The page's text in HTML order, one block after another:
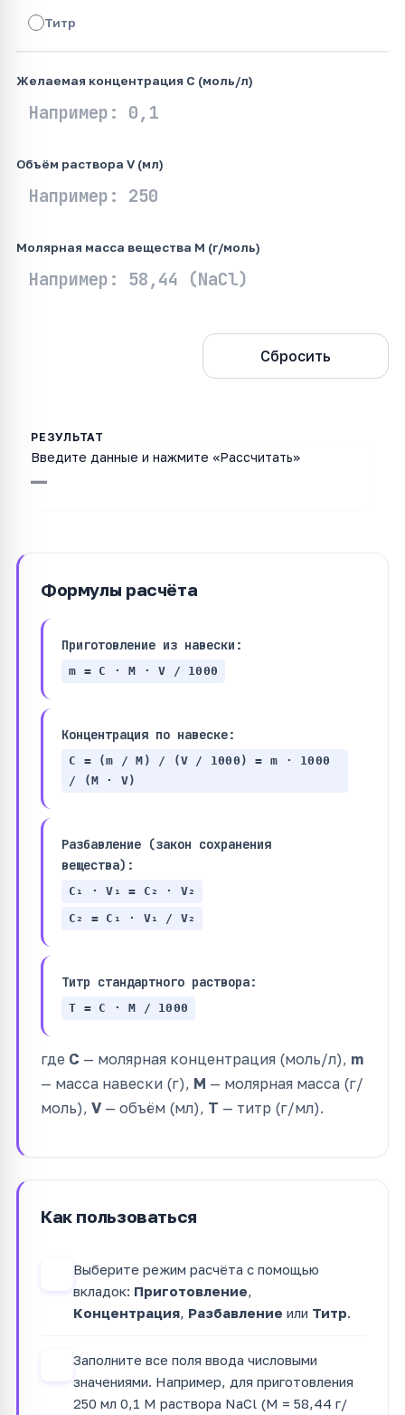
Титр
Желаемая концентрация C (моль/л)
Объём раствора V (мл)
Молярная масса вещества M (г/моль)
Сбросить
—
Введите данные и нажмите «Рассчитать»
Формулы расчёта
Приготовление из навески:
m = C · M · V / 1000
Концентрация по навеске:
C = (m / M) / (V / 1000) = m · 1000
/ (M · V)
Разбавление (закон сохранения
вещества):
C₁ · V₁ = C₂ · V₂
C₂ = C₁ · V₁ / V₂
Титр стандартного раствора:
T = C · M / 1000
где C — молярная концентрация (моль/л), m
— масса навески (г), M — молярная масса (г/
моль), V — объём (мл), T — титр (г/мл).
Как пользоваться
Выберите режим расчёта с помощью
вкладок: Приготовление
Концентрация Разбавление или Титр
Заполните все поля ввода числовыми
значениями. Например, для приготовления
250 мл 0,1 М раствора NaCl (M = 58,44 г/